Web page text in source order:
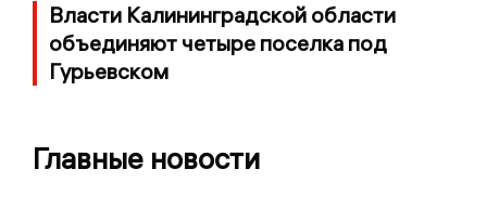
Власти Калининградской области
объединяют четыре поселка под
Гурьевском
Главные новости